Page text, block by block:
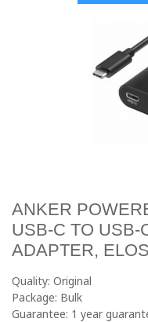
ANKER
USB-C TO USB-
ADAPTER,
Quality: Original
Package: Bulk
Guarantee: 1 year